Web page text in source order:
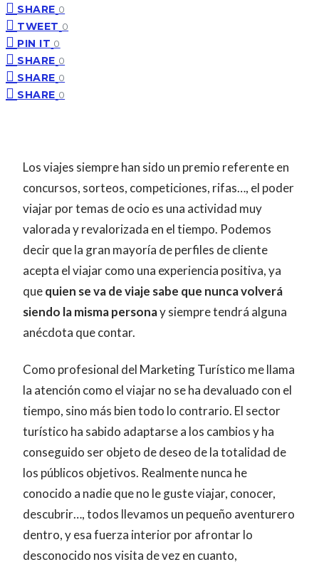
SHARE 0
TWEET 0
PIN IT 0
SHARE 0
SHARE 0
SHARE 0
Los viajes siempre han sido un premio referente en
concursos, sorteos, competiciones, rifas…, el poder
viajar por temas de ocio es una actividad muy
valorada y revalorizada en el tiempo. Podemos
decir que la gran mayoría de perfiles de cliente
acepta el viajar como una experiencia positiva, ya
quequien se va de viaje sabe que nunca volverá
siendo la misma personay siempre tendrá alguna
anécdota que contar.
Como profesional del Marketing Turístico me llama
la atención como el viajar no se ha devaluado con el
tiempo, sino más bien todo lo contrario. El sector
turístico ha sabido adaptarse a los cambios y ha
conseguido ser objeto de deseo de la totalidad de
los públicos objetivos. Realmente nunca he
conocido a nadie que no le guste viajar, conocer,
descubrir…, todos llevamos un pequeño aventurero
dentro, y esa fuerza interior por afrontar lo
desconocido nos visita de vez en cuanto,